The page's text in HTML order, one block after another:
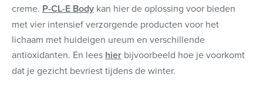
creme. P-CL-E Body kan hier de oplossing voor bieden
met vier intensief verzorgende producten voor het
lichaam met huideigen ureum en verschillende
antioxidanten. En lees hier bijvoorbeeld hoe je voorkomt
dat je gezicht bevriest tijdens de winter.